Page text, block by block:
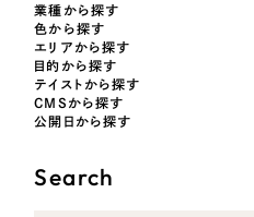
パープル・紫色
ピンク・桃色
業種から探す
色から探す
エリアから探す
目的から探す
テイストから探す
CMSから探す
公開日から探す
Search